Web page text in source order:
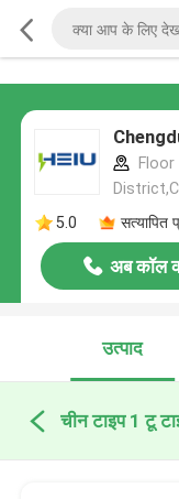
Floor
5.0
सत्यापित
अब कॉल
उत्पाद
चीन टाइप 1 टू